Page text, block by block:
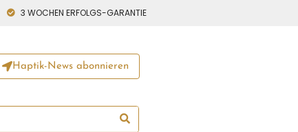
3 WOCHEN ERFOLGS-GARANTIE
Haptik-News abonnieren